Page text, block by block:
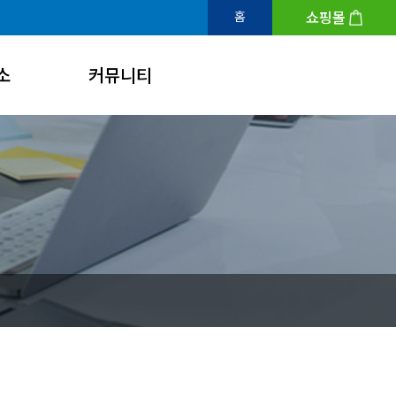
홈 쇼핑몰
커뮤니티
공지 및 공고
개인채무자보호제도
뉴스 및 언론보도
Q&A
자료실